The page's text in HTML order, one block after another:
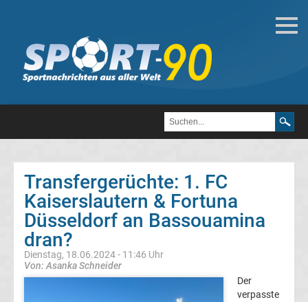
Deutsche
Transfergerüchte
FC
Heidenheim
1846
Transfergerüchte
Transfergerüchte: 1. FC
Kaiserslautern & Fortuna
Düsseldorf an Bassouamina
dran?
Dienstag, 18.06.2024 - 11:46 Uhr
Von: Asanka Schneider
Der
verpasste